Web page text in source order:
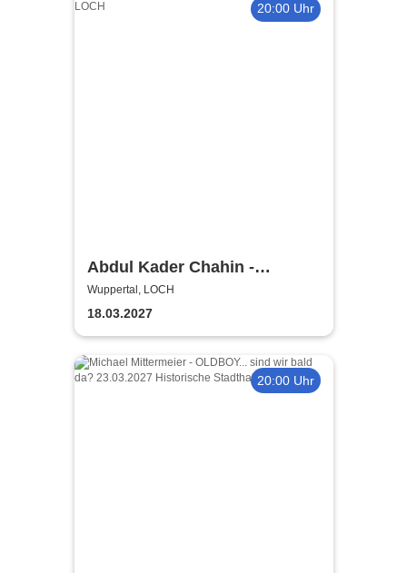
20:00 Uhr
Abdul Kader Chahin -
Ehrenlos
Wuppertal, LOCH
18.03.2027
20:00 Uhr